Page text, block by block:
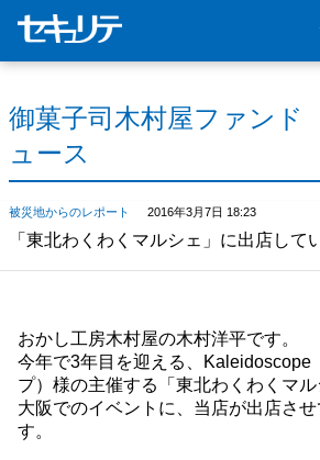
御菓子司木村屋ファン
ュース
被災地からのレポート 2016年3月7日 18:23
「東北わくわくマルシェ」に出店して
おかし工房木村屋の木村洋平です。
今年で3年目を迎える、Kaleidoscope
プ）様の主催する「東北わくわくマル
大阪でのイベントに、当店が出店さ
す。